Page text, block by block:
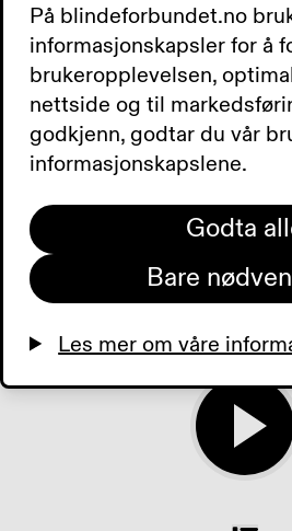
Radio Z
2025: Vi har
av
du låne
Tilbud der du
På blindeforbundet.no
informasjonskapsler for å
brukeropplevelsen,
nettside og til
godkjenn, godtar du vår
informasjonskapslene.
Godta
Bare
Les mer om våre